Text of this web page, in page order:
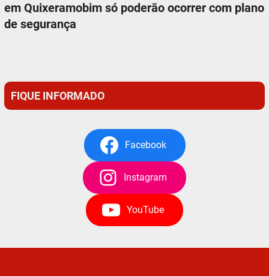
em Quixeramobim só poderão ocorrer com plano
de segurança
FIQUE INFORMADO
Facebook
Instagram
YouTube